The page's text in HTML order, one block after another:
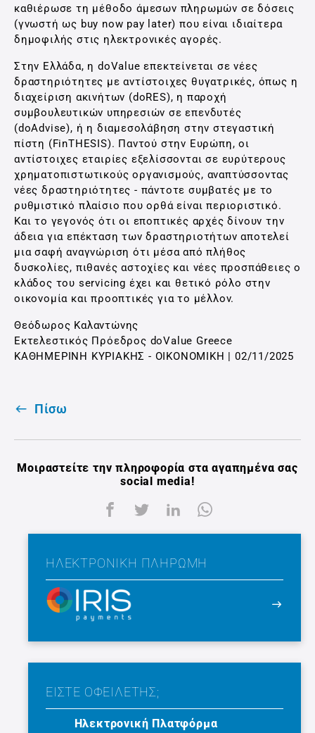
καθιέρωσε τη μέθοδο άμεσων πληρωμών σε δόσεις
(γνωστή ως buy now pay later) που είναι ιδιαίτερα
δημοφιλής στις ηλεκτρονικές αγορές.
Στην Ελλάδα, η doValue επεκτείνεται σε νέες
δραστηριότητες με αντίστοιχες θυγατρικές, όπως η
διαχείριση ακινήτων (doRES), η παροχή
συμβουλευτικών υπηρεσιών σε επενδυτές
(doAdvise), ή η διαμεσολάβηση στην στεγαστική
πίστη (FinTHESIS). Παντού στην Ευρώπη, οι
αντίστοιχες εταιρίες εξελίσσονται σε ευρύτερους
χρηματοπιστωτικούς οργανισμούς, αναπτύσσοντας
νέες δραστηριότητες - πάντοτε συμβατές με το
ρυθμιστικό πλαίσιο που ορθά είναι περιοριστικό.
Και το γεγονός ότι οι εποπτικές αρχές δίνουν την
άδεια για επέκταση των δραστηριοτήτων αποτελεί
μια σαφή αναγνώριση ότι μέσα από πλήθος
δυσκολίες, πιθανές αστοχίες και νέες προσπάθειες ο
κλάδος του servicing έχει και θετικό ρόλο στην
οικονομία και προοπτικές για το μέλλον.
Θεόδωρος Καλαντώνης
Εκτελεστικός Πρόεδρος doValue Greece
ΚΑΘΗΜΕΡΙΝΗ ΚΥΡΙΑΚΗΣ - ΟΙΚΟΝΟΜΙΚΗ | 02/11/2025
Πίσω
Μοιραστείτε την πληροφορία στα αγαπημένα σας
social media!
ΗΛΕΚΤΡΟΝΙΚΉ ΠΛΗΡΩΜΉ
ΕΙΣΤΕ ΟΦΕΙΛΕΤΗΣ;
Ηλεκτρονική Πλατφόρμα